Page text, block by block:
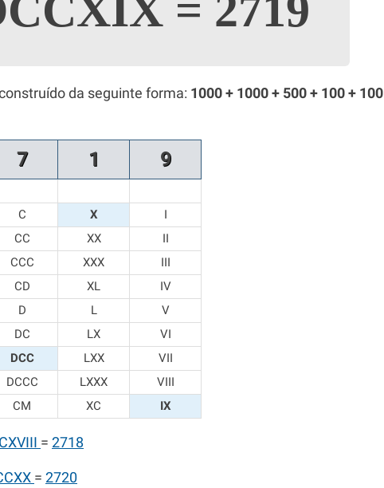
da seguinte forma: 1000 + 1000 + 500 + 100 + 100
7 1 9
C X
I
CC XX
II
CCC XXX
III
CD XL
IV
D L
V
DC LX
VI
DCC LXX
VII
DCCC LXXX
VIII
CM XC IX
= 2718
= 2720